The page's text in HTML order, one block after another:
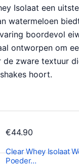
Isolaat een
watermeloen
boordevol
ontworpen om
de zware textuur
hoort.
€44.90
Clear Whey Isolaat
Poeder…